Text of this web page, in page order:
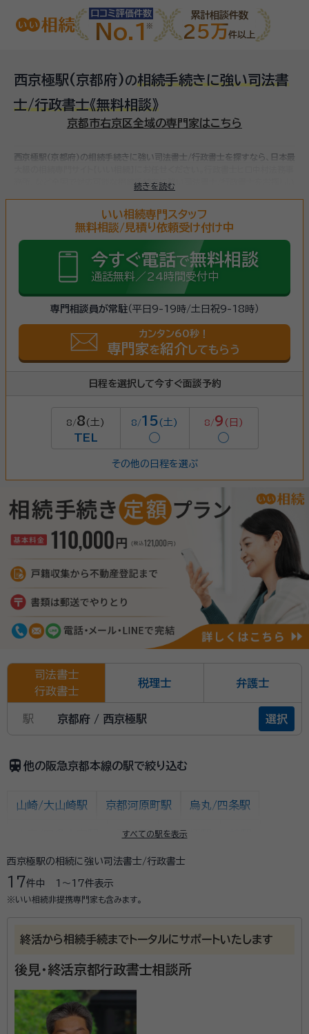
口コミ評価件数
No.1
累計相談件数
25万件以上
西京極駅(京都府)の相続手続きに強い司法書
士/行政書士《無料相談》
京都市右京区全域の専門家はこちら
続きを読む
西京極駅(京都府)の相続手続きに強い司法書士/行政書士を探すなら、日本最
全国で対応可能な相続手続きに強い司法書士/行政書士をお探しい
の名義変更、相続税の申告・納税（相続財産が基礎控除額を超えていた場合）な
ど多岐に渡るため、相続手続きに強い専門家にまずは相談しましょう。
いい相続専門スタッフ
無料相談/見積り依頼受け付け中
今すぐ電話で無料相談
通話無料／24時間受付中
専門相談員が常駐（平日9-19時/土日祝9-18時）
カンタン60秒！
専門家を紹介 してもらう
日程を選択して今すぐ面談予約
8/8 (土)
TEL
8/15(土)
◯
8/9 (日)
◯
その他の日程を選ぶ
司法書士
行政書士
税理士 弁護士
駅 京都府 / 西京極駅 選択
train 他の阪急京都本線の駅で絞り込む
すべての駅を表示
山崎/大山崎駅 京都河原町駅 烏丸/四条駅
西院駅 西京極駅
洛西口駅 東向日駅 西向日駅
JR淡路/淡路駅 崇禅寺駅 南方/西中島南方駅
摂津市駅 西山天王山駅
西京極駅の相続に強い司法書士/行政書士
17件中 1〜17件表示
※いい相続非提携専門家も含みます。
終活から相続手続までトータルにサポートいたします
後見・終活京都行政書士相談所